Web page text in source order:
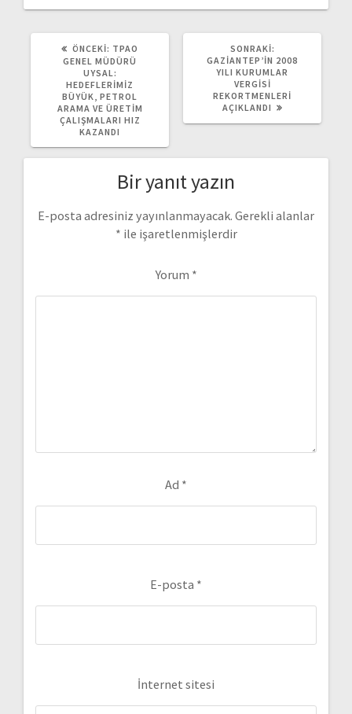
ÖNCEKI: ÖNCEKI
YAZI:
TPAO
GENEL MÜDÜRÜ
UYSAL:
HEDEFLERIMIZ
BÜYÜK, PETROL
ARAMA VE ÜRETIM
ÇALIŞMALARI HIZ
KAZANDI
SONRAKI:
YAZI:
GAZIANTEP’IN 2008
YILI KURUMLAR
VERGISI
REKORTMENLERI
AÇIKLANDI
Bir yanıt yazın
E-posta adresiniz yayınlanmayacak. Gerekli alanlar
* ile işaretlenmişlerdir
Yorum *
Ad *
E-posta *
İnternet sitesi